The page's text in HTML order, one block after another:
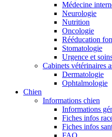
Médecine
Neurologie
Nutrition
Oncologie
Rééducation
Stomatologie
Urgence et
Cabinets vétérinaires
Dermatologie
Ophtalmologie
Chien
Informations chien
Informations
Fiches infos
Fiches infos
FAQ